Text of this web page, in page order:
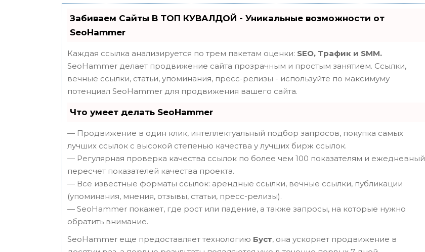
Забиваем Сайты В ТОП КУВАЛДОЙ - Уникальные возможности от
SeoHammer
Каждая ссылка анализируется по трем пакетам оценки: SEO, Трафик и SMM.
SeoHammer делает продвижение сайта прозрачным и простым занятием. Ссылки,
вечные ссылки, статьи, упоминания, пресс-релизы - используйте по максимуму
потенциал SeoHammer для продвижения вашего сайта.
Что умеет делать SeoHammer
— Продвижение в один клик, интеллектуальный подбор запросов, покупка самых
лучших ссылок с высокой степенью качества у лучших бирж ссылок.
— Регулярная проверка качества ссылок по более чем 100 показателям и ежедневный
пересчет показателей качества проекта.
— Все известные форматы ссылок: арендные ссылки, вечные ссылки, публикации
(упоминания, мнения, отзывы, статьи, пресс-релизы).
— SeoHammer покажет, где рост или падение, а также запросы, на которые нужно
обратить внимание.
SeoHammer еще предоставляет технологию Буст, она ускоряет продвижение в